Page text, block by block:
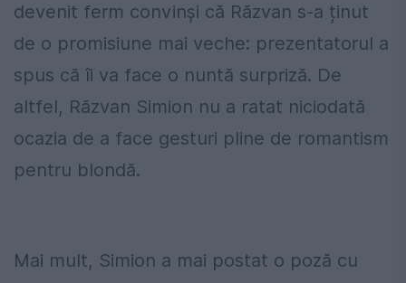
devenit ferm convinși că Răzvan s-a ținut
de o promisiune mai veche: prezentatorul a
spus că îi va face o nuntă surpriză. De
altfel, Răzvan Simion nu a ratat niciodată
ocazia de a face gesturi pline de romantism
pentru blondă.
Mai mult, Simion a mai postat o poză cu